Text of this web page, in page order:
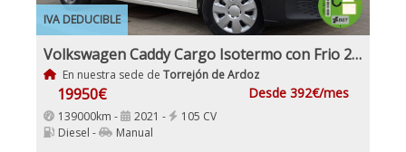
IVA DEDUCIBLE
Volkswagen Caddy Cargo Isotermo con Frio 2.0Tdi 102Cv Nuevo Modelo IVA y Garantía Inc Nacional
En nuestra sede de Torrejón de Ardoz
19950€ Desde 392€/mes
139000km - 2021 -
105 CV
Diesel -
Manual